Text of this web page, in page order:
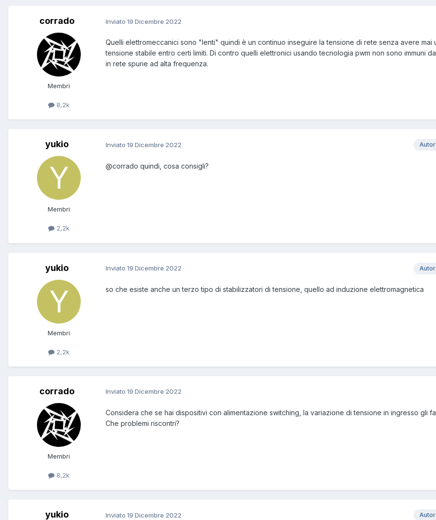
corrado
Membri
8,2k
Inviato 19 Dicembre 2022
Quelli elettromeccanici sono "lenti" quindi è un continuo inseguire la tensione di rete senza avere mai
tensione stabile entro certi limiti. Di contro quelli elettronici usando tecnologia pwm non sono immuni
in rete spurie ad alta frequenza.
yukio
Membri
2,2k
Inviato 19 Dicembre 2022
@corrado quindi, cosa consigli?
yukio
Membri
2,2k
Inviato 19 Dicembre 2022
so che esiste anche un terzo tipo di stabilizzatori di tensione, quello ad induzione elettromagnetica
corrado
Membri
8,2k
Inviato 19 Dicembre 2022
Considera che se hai dispositivi con alimentazione switching, la variazione di tensione in ingresso gli
Che problemi riscontri?
yukio Inviato 19 Dicembre 2022